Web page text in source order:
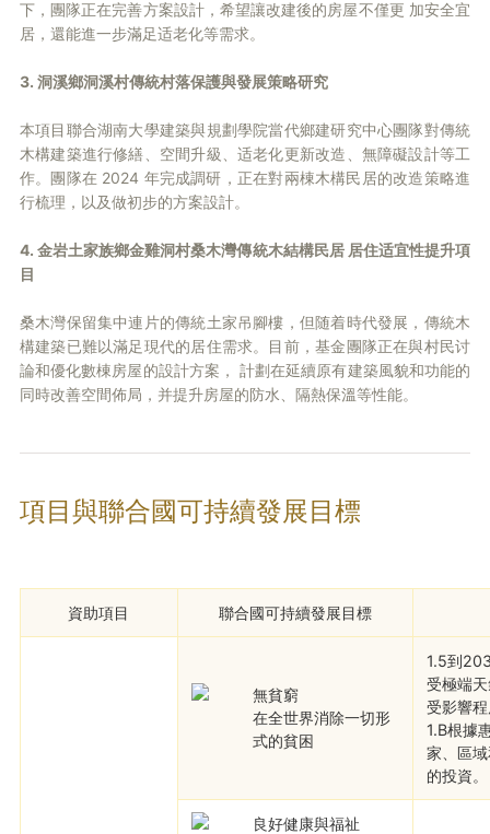
下，團隊正在完善方案設計，希望讓改建後的房屋不僅更 加安全宜
居，還能進一步滿足适老化等需求。
3. 洞溪鄉洞溪村傳統村落保護與發展策略研究
本項目聯合湖南大學建築與規劃學院當代鄉建研究中心團隊對傳統
木構建築進行修繕、空間升級、适老化更新改造、無障礙設計等工
作。團隊在 2024 年完成調研，正在對兩棟木構民居的改造策略進
行梳理，以及做初步的方案設計。
4. 金岩土家族鄉金雞洞村桑木灣傳統木結構民居 居住适宜性提升項
目
桑木灣保留集中連片的傳統土家吊腳樓，但随着時代發展，傳統木
構建築已難以滿足現代的居住需求。目前，基金團隊正在與村民讨
論和優化數棟房屋的設計方案， 計劃在延續原有建築風貌和功能的
同時改善空間佈局，并提升房屋的防水、隔熱保溫等性能。
項目與聯合國可持續發展目標
資助項目 聯合國可持續發展目標
無貧窮
在全世界消除一切形
式的貧困
1.5到
受極端
受影響
1.B根據
家、區
的投資。
良好健康與福祉